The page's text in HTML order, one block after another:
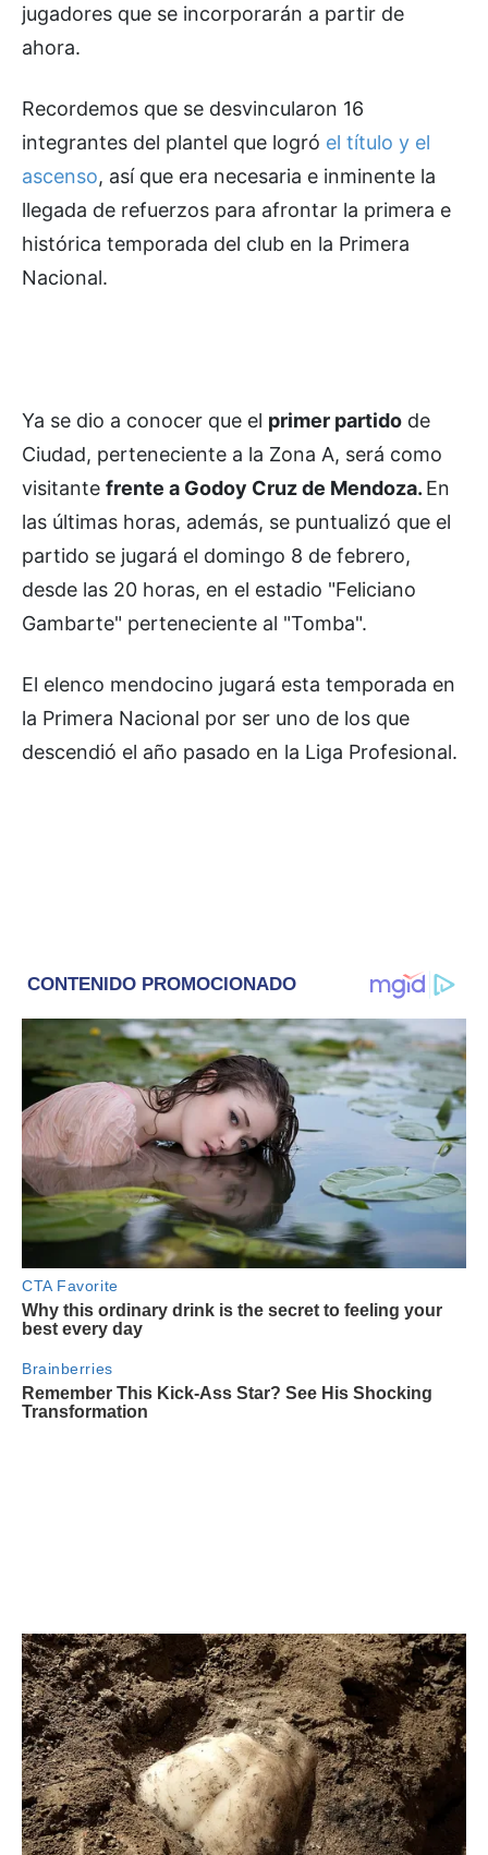
jugadores que se incorporarán a partir de
ahora.
Recordemos que se desvincularon 16
integrantes del plantel que logró el título y el
ascenso, así que era necesaria e inminente la
llegada de refuerzos para afrontar la primera e
histórica temporada del club en la Primera
Nacional.
Ya se dio a conocer que el primer partido de
Ciudad, perteneciente a la Zona A, será como
visitante frente a Godoy Cruz de Mendoza. En
las últimas horas, además, se puntualizó que el
partido se jugará el domingo 8 de febrero,
desde las 20 horas, en el estadio "Feliciano
Gambarte" perteneciente al "Tomba".
El elenco mendocino jugará esta temporada en
la Primera Nacional por ser uno de los que
descendió el año pasado en la Liga Profesional.